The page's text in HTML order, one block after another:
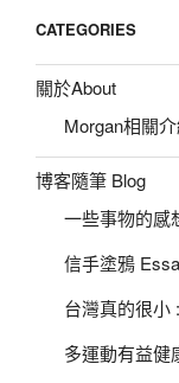
CATEGORIES
關於About
Morgan相關
博客隨筆 Blog
一些事物的感
信手塗鴉
台灣真的很小
多運動有益健